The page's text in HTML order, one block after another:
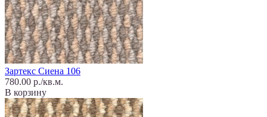
Зартекс Сиена 106
780.00 р./кв.м.
В корзину